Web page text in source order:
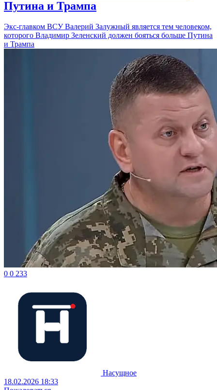
Путина и Трампа
Экс-главком ВСУ Валерий Залужный является тем человеком,
которого Владимир Зеленский должен бояться больше Путина
и Трампа
0 0 233
Насущное
18.02.2026 18:33